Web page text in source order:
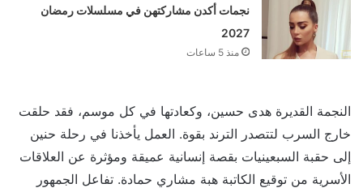
نجمات أكدن مشاركتهن في مسلسلات رمضان
2027
منذ 5 ساعات
النجمة القديرة هدى حسين، وكعادتها في كل موسم، فقد حلقت
خارج السرب لتتصدر الترند بقوة. العمل يأخذنا في رحلة حنين
إلى حقبة السبعينيات بقصة إنسانية عميقة ومؤثرة عن العلاقات
الأسرية من توقيع الكاتبة هبة مشاري حمادة. تفاعل الجمهور